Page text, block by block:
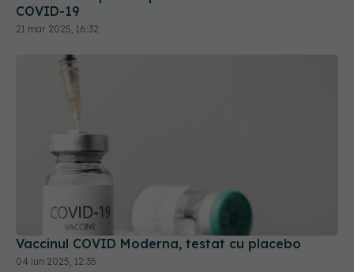
COVID-19
21 mar 2025, 16:32
Vaccinul COVID Moderna, testat cu placebo
04 iun 2025, 12:35